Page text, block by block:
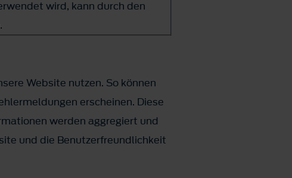
wird, kann durch den
Website nutzen. So können
erscheinen. Diese
werden aggregiert und
und die Benutzerfreundlichkeit